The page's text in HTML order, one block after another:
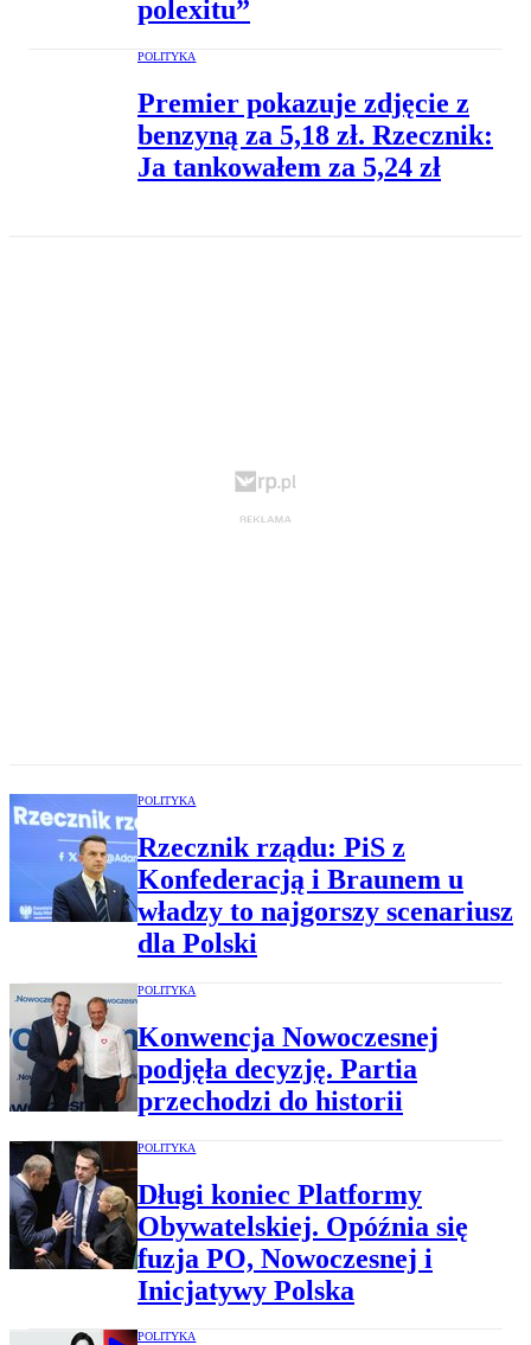
polexitu”
POLITYKA
Premier pokazuje zdjęcie z
benzyną za 5,18 zł. Rzecznik:
Ja tankowałem za 5,24 zł
POLITYKA
Rzecznik rządu: PiS z
Konfederacją i Braunem u
władzy to najgorszy scenariusz
dla Polski
POLITYKA
Konwencja Nowoczesnej
podjęła decyzję. Partia
przechodzi do historii
POLITYKA
Długi koniec Platformy
Obywatelskiej. Opóźnia się
fuzja PO, Nowoczesnej i
Inicjatywy Polska
POLITYKA